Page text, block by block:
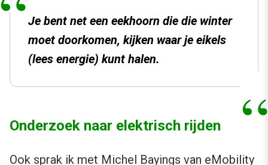
Je bent net een eekhoorn die die winter
moet doorkomen, kijken waar je eikels
(lees energie) kunt halen.
Onderzoek naar elektrisch rijden
Ook sprak ik met Michel Bayings van eMobility